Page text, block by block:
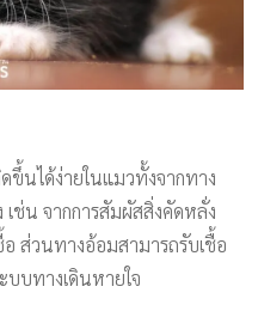
ขึ้นได้ง่ายในแมวทั้งจากทาง
เช่น จากการสัมผัสสิ่งคัดหลั่ง
ส่วนทางอ้อมสามารถรับเชื้อ
บบทางเดินหายใจ